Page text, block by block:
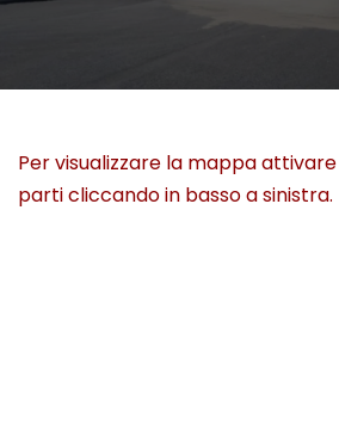
Per visualizzare la mappa
parti cliccando in basso a sinistra.